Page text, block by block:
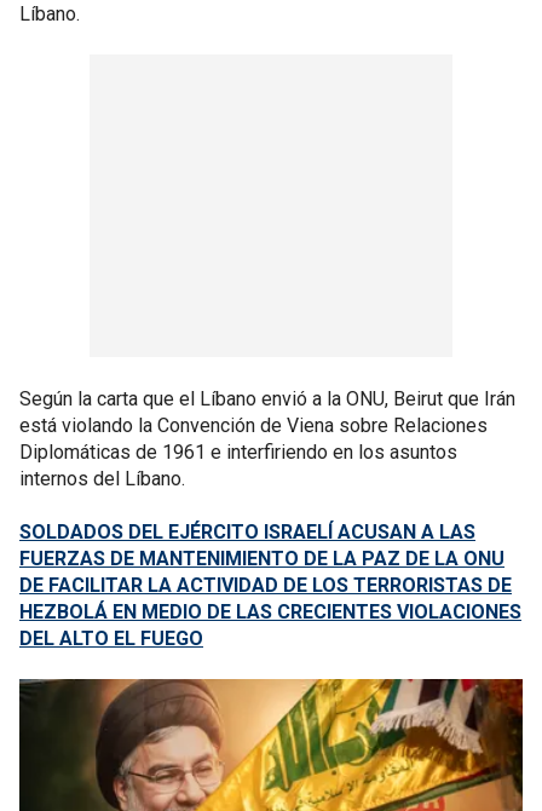
Líbano.
Según la carta que el Líbano envió a la ONU, Beirut que Irán
está violando la Convención de Viena sobre Relaciones
Diplomáticas de 1961 e interfiriendo en los asuntos
internos del Líbano.
SOLDADOS DEL EJÉRCITO ISRAELÍ ACUSAN A LAS
FUERZAS DE MANTENIMIENTO DE LA PAZ DE LA ONU
DE FACILITAR LA ACTIVIDAD DE LOS TERRORISTAS DE
HEZBOLÁ EN MEDIO DE LAS CRECIENTES VIOLACIONES
DEL ALTO EL FUEGO